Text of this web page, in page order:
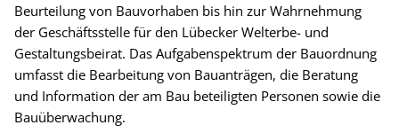
Beurteilung von Bauvorhaben bis hin zur Wahrnehmung
der Geschäftsstelle für den Lübecker Welterbe- und
Gestaltungsbeirat. Das Aufgabenspektrum der Bauordnung
umfasst die Bearbeitung von Bauanträgen, die Beratung
und Information der am Bau beteiligten Personen sowie die
Bauüberwachung.